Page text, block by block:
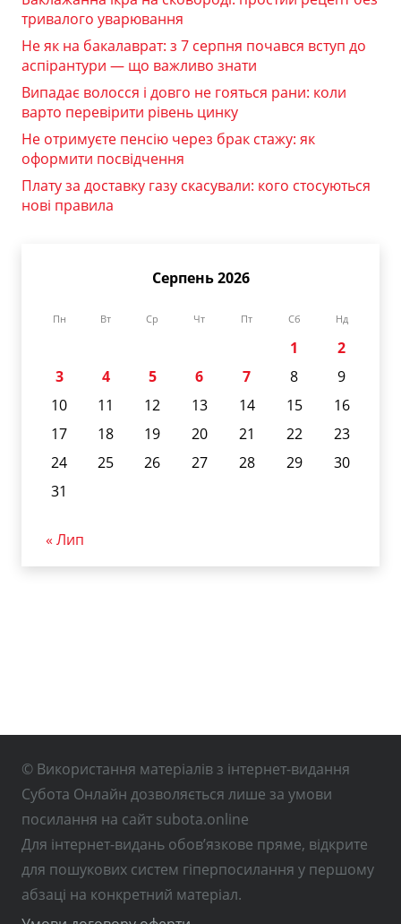
тривалого уварювання
Не як на бакалаврат: з 7 серпня почався вступ до
аспірантури — що важливо знати
Випадає волосся і довго не гояться рани: коли
варто перевірити рівень цинку
Не отримуєте пенсію через брак стажу: як
оформити посвідчення
Плату за доставку газу скасували: кого стосуються
нові правила
Серпень 2026
Пн Вт Ср Чт Пт Сб Нд
1
2
3
4 5 6 7 8
9
10
11 12 13 14 15
16
17
18 19 20 21 22
23
24
25 26 27 28 29
30
31
« Лип
© Використання матеріалів з інтернет-видання
Субота Онлайн дозволяється лише за умови
посилання на сайт subota.online
Для інтернет-видань обов’язкове пряме, відкрите
для пошукових систем гіперпосилання у першому
абзаці на конкретний матеріал.